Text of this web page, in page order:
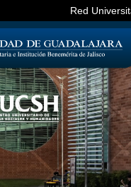
Red